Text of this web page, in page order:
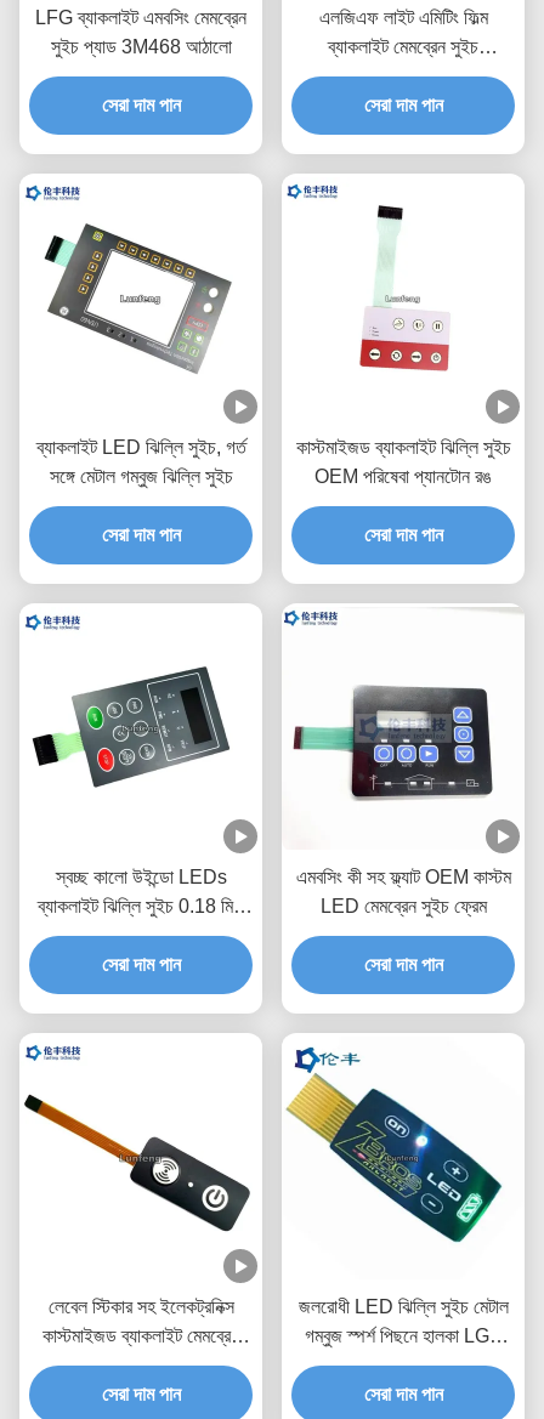
LFG ব্যাকলাইট এমবসিং মেমব্রেন
সুইচ প্যাড 3M468 আঠালো
সেরা দাম পান
এলজিএফ লাইট এমিটিং ফিল্ম
ব্যাকলাইট মেমব্রেন সুইচ
ওয়াটারপ্রুফ পিইটি 0.188
সেরা দাম পান
ব্যাকলাইট LED ঝিল্লি সুইচ, গর্ত
সঙ্গে মেটাল গম্বুজ ঝিল্লি সুইচ
সেরা দাম পান
কাস্টমাইজড ব্যাকলাইট ঝিল্লি সুইচ
OEM পরিষেবা প্যানটোন রঙ
সেরা দাম পান
স্বচ্ছ কালো উইন্ডো LEDs
ব্যাকলাইট ঝিল্লি সুইচ 0.18 মিমি
পিইটি
সেরা দাম পান
এমবসিং কী সহ ফ্ল্যাট OEM কাস্টম
LED মেমব্রেন সুইচ ফ্রেম
সেরা দাম পান
লেবেল স্টিকার সহ ইলেকট্রনিক্স
কাস্টমাইজড ব্যাকলাইট মেমব্রেন
সুইচ
সেরা দাম পান
জলরোধী LED ঝিল্লি সুইচ মেটাল
গম্বুজ স্পর্শ পিছনে হালকা LGF
ডিজাইন
সেরা দাম পান